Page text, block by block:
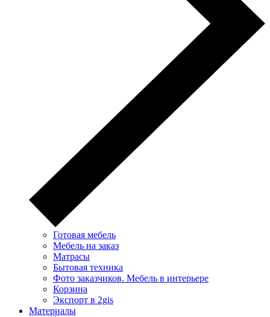
Готовая мебель
Мебель на заказ
Матрасы
Бытовая техника
Фото заказчиков. Мебель в интерьере
Корзина
Экспорт в 2gis
Материалы